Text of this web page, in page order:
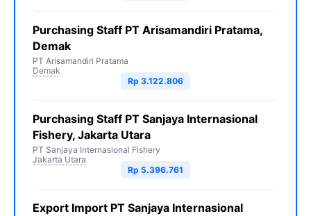
Purchasing Staff PT Arisamandiri Pratama,
Demak
PT Arisamandiri Pratama
Demak
Rp 3.122.806
Purchasing Staff PT Sanjaya Internasional
Fishery, Jakarta Utara
PT Sanjaya Internasional Fishery
Jakarta Utara
Rp 5.396.761
Export Import PT Sanjaya Internasional